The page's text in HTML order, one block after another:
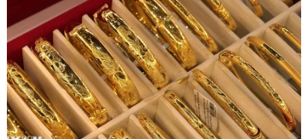
Hãng hàng không Air Premia của
Hàn Quốc nối lại đường bay
Incheon-TP Hồ Chí Minh
07/08/2026 04:28
Mở ra giai đoạn triển khai thực chất